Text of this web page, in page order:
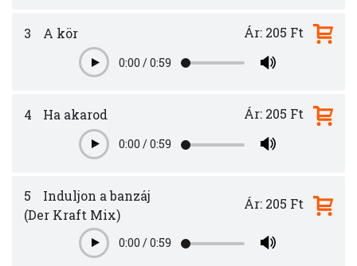
3 A kör
Play0:00 /0:59
Ár: 205 Ft
4 Ha akarod
Play0:00 /0:59
Ár: 205 Ft
5
Induljon a banzáj
(Der Kraft Mix)
Play0:00 /0:59
Ár: 205 Ft